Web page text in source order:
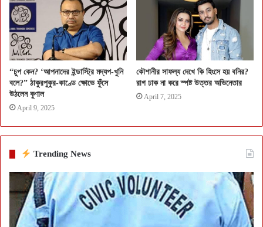
“চুপ কেন? ‘আপনাদের ইন্ডাস্ট্রি মদ্যপ-খুনি
বলে?” ঠাকুরপুকুর-কাণ্ডে ক্ষোভে ফুঁসে
উঠলেন কুণাল
April 9, 2025
কৌশানীর সাফল্য দেখে কি হিংসে হয় বনির?
রাগ ঢাক না করে স্পষ্ট উত্তর অভিনেতার
April 7, 2025
Trending News